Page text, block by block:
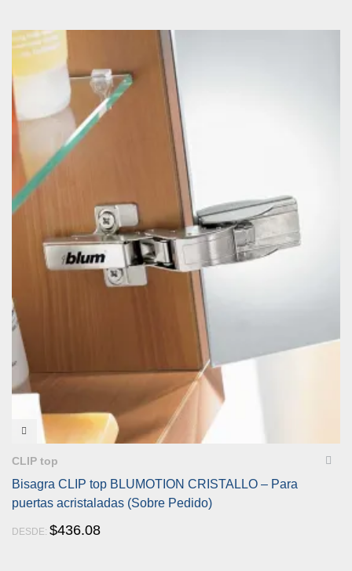
VISTA RÁPIDA
CLIP top
Bisagra CLIP top BLUMOTION CRISTALLO – Para
puertas acristaladas (Sobre Pedido)
DESDE: $436.08